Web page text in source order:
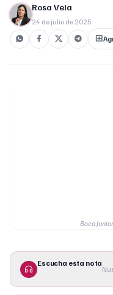
Rosa Vela
24 de julio de 2025
Boca
Escucha esta nota